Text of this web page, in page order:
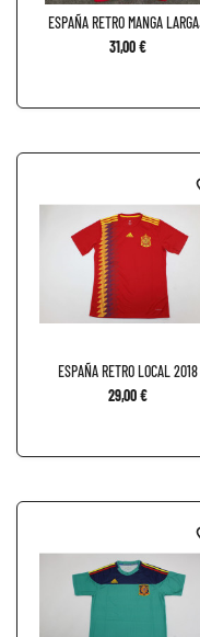
ESPAÑA RETRO MANGA
31,00 €
ESPAÑA RETRO LOCAL 2018
29,00 €